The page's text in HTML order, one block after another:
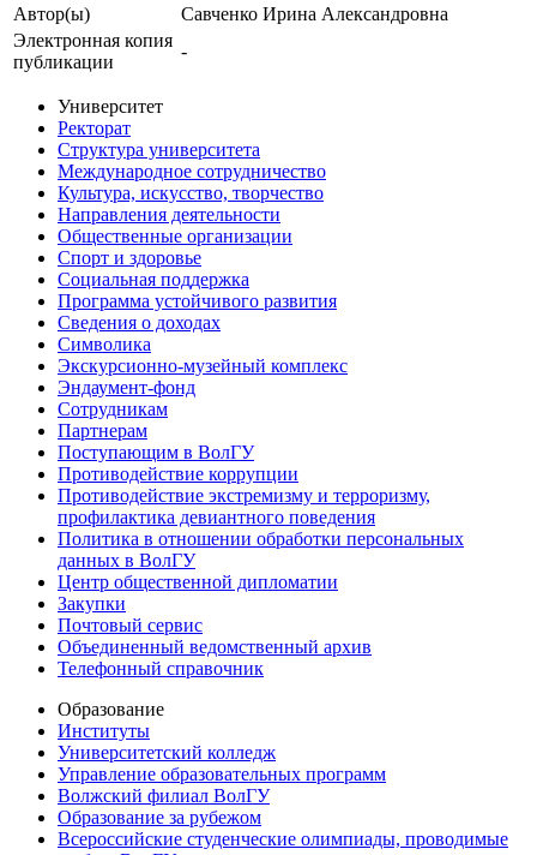
Автор(ы)
Савченко Ирина Александровна
Электронная копия
публикации
-
Университет
Ректорат
Структура университета
Международное сотрудничество
Культура, искусство, творчество
Направления деятельности
Общественные организации
Спорт и здоровье
Социальная поддержка
Программа устойчивого развития
Сведения о доходах
Символика
Экскурсионно-музейный комплекс
Эндаумент-фонд
Сотрудникам
Партнерам
Поступающим в ВолГУ
Противодействие коррупции
Противодействие экстремизму и терроризму,
профилактика девиантного поведения
Политика в отношении обработки персональных
данных в ВолГУ
Центр общественной дипломатии
Закупки
Почтовый сервис
Объединенный ведомственный архив
Телефонный справочник
Образование
Институты
Университетский колледж
Управление образовательных программ
Волжский филиал ВолГУ
Образование за рубежом
Всероссийские студенческие олимпиады, проводимые